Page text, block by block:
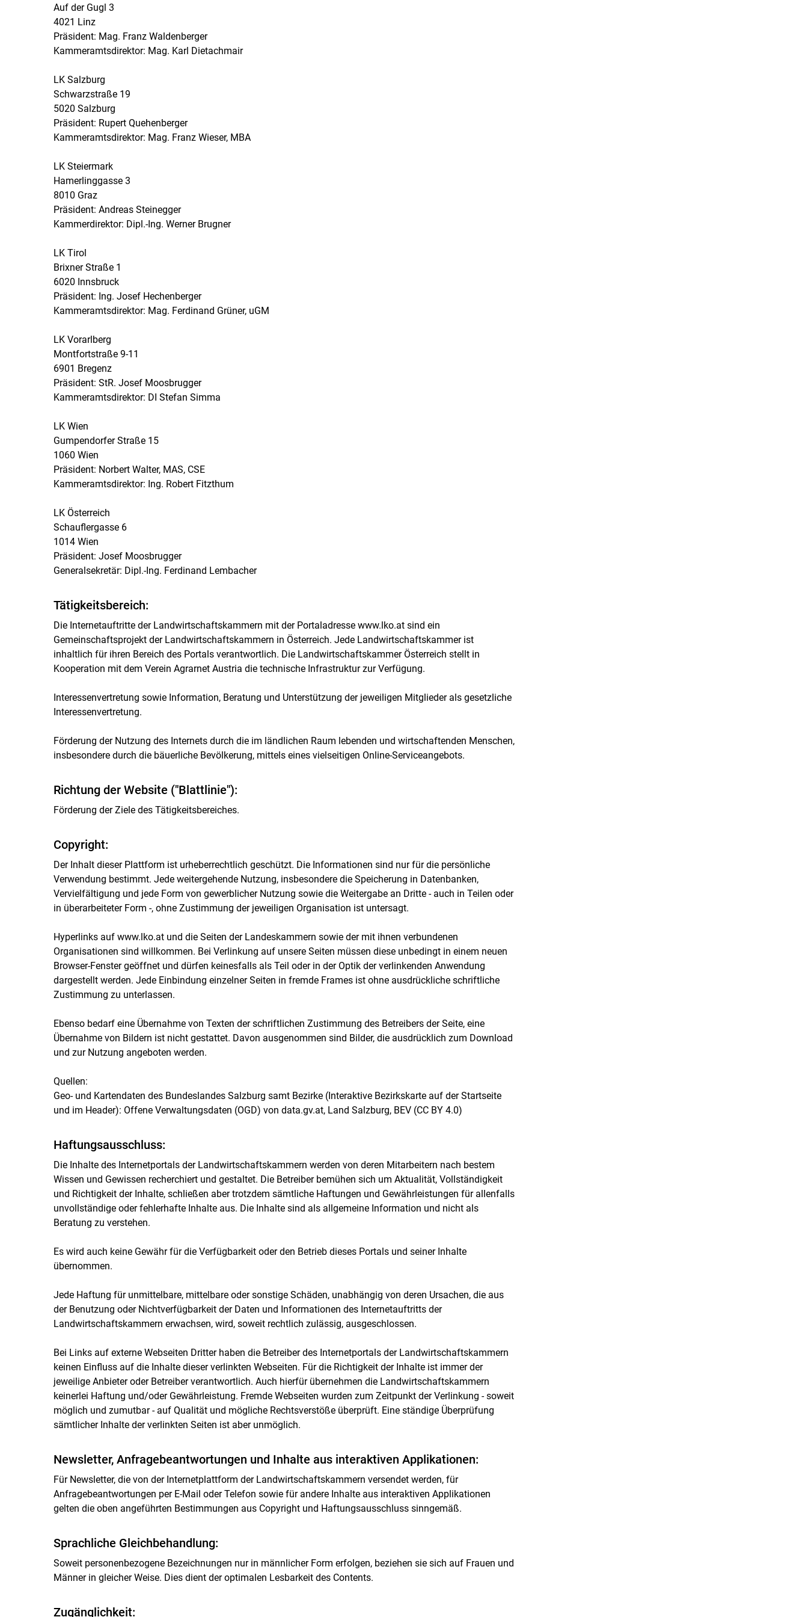
Auf der Gugl 3
4021 Linz
Präsident: Mag. Franz Waldenberger
Kammeramtsdirektor: Mag. Karl Dietachmair
LK Salzburg
Schwarzstraße 19
5020 Salzburg
Präsident: Rupert Quehenberger
Kammeramtsdirektor: Mag. Franz Wieser, MBA
LK Steiermark
Hamerlinggasse 3
8010 Graz
Präsident: Andreas Steinegger
Kammerdirektor: Dipl.-Ing. Werner Brugner
LK Tirol
Brixner Straße 1
6020 Innsbruck
Präsident: Ing. Josef Hechenberger
Kammeramtsdirektor: Mag. Ferdinand Grüner, uGM
LK Vorarlberg
Montfortstraße 9-11
6901 Bregenz
Präsident: StR. Josef Moosbrugger
Kammeramtsdirektor: DI Stefan Simma
LK Wien
Gumpendorfer Straße 15
1060 Wien
Präsident: Norbert Walter, MAS, CSE
Kammeramtsdirektor: Ing. Robert Fitzthum
LK Österreich
Schauflergasse 6
1014 Wien
Präsident: Josef Moosbrugger
Generalsekretär: Dipl.-Ing. Ferdinand Lembacher
Tätigkeitsbereich:
Die Internetauftritte der Landwirtschaftskammern mit der Portaladresse www.lko.at sind ein
Gemeinschaftsprojekt der Landwirtschaftskammern in Österreich. Jede Landwirtschaftskammer ist
inhaltlich für ihren Bereich des Portals verantwortlich. Die Landwirtschaftskammer Österreich stellt in
Kooperation mit dem Verein Agrarnet Austria die technische Infrastruktur zur Verfügung.
Interessenvertretung sowie Information, Beratung und Unterstützung der jeweiligen Mitglieder als gesetzliche
Interessenvertretung.
Förderung der Nutzung des Internets durch die im ländlichen Raum lebenden und wirtschaftenden Menschen,
insbesondere durch die bäuerliche Bevölkerung, mittels eines vielseitigen Online-Serviceangebots.
Richtung der Website ("Blattlinie"):
Förderung der Ziele des Tätigkeitsbereiches.
Copyright:
Der Inhalt dieser Plattform ist urheberrechtlich geschützt. Die Informationen sind nur für die persönliche
Verwendung bestimmt. Jede weitergehende Nutzung, insbesondere die Speicherung in Datenbanken,
Vervielfältigung und jede Form von gewerblicher Nutzung sowie die Weitergabe an Dritte - auch in Teilen oder
in überarbeiteter Form -, ohne Zustimmung der jeweiligen Organisation ist untersagt.
Hyperlinks auf www.lko.at und die Seiten der Landeskammern sowie der mit ihnen verbundenen
Organisationen sind willkommen. Bei Verlinkung auf unsere Seiten müssen diese unbedingt in einem neuen
Browser-Fenster geöffnet und dürfen keinesfalls als Teil oder in der Optik der verlinkenden Anwendung
dargestellt werden. Jede Einbindung einzelner Seiten in fremde Frames ist ohne ausdrückliche schriftliche
Zustimmung zu unterlassen.
Ebenso bedarf eine Übernahme von Texten der schriftlichen Zustimmung des Betreibers der Seite, eine
Übernahme von Bildern ist nicht gestattet. Davon ausgenommen sind Bilder, die ausdrücklich zum Download
und zur Nutzung angeboten werden.
Quellen:
Geo- und Kartendaten des Bundeslandes Salzburg samt Bezirke (Interaktive Bezirkskarte auf der Startseite
und im Header): Offene Verwaltungsdaten (OGD) von data.gv.at, Land Salzburg, BEV (CC BY 4.0)
Haftungsausschluss:
Die Inhalte des Internetportals der Landwirtschaftskammern werden von deren Mitarbeitern nach bestem
Wissen und Gewissen recherchiert und gestaltet. Die Betreiber bemühen sich um Aktualität, Vollständigkeit
und Richtigkeit der Inhalte, schließen aber trotzdem sämtliche Haftungen und Gewährleistungen für allenfalls
unvollständige oder fehlerhafte Inhalte aus. Die Inhalte sind als allgemeine Information und nicht als
Beratung zu verstehen.
Es wird auch keine Gewähr für die Verfügbarkeit oder den Betrieb dieses Portals und seiner Inhalte
übernommen.
Jede Haftung für unmittelbare, mittelbare oder sonstige Schäden, unabhängig von deren Ursachen, die aus
der Benutzung oder Nichtverfügbarkeit der Daten und Informationen des Internetauftritts der
Landwirtschaftskammern erwachsen, wird, soweit rechtlich zulässig, ausgeschlossen.
Bei Links auf externe Webseiten Dritter haben die Betreiber des Internetportals der Landwirtschaftskammern
keinen Einfluss auf die Inhalte dieser verlinkten Webseiten. Für die Richtigkeit der Inhalte ist immer der
jeweilige Anbieter oder Betreiber verantwortlich. Auch hierfür übernehmen die Landwirtschaftskammern
keinerlei Haftung und/oder Gewährleistung. Fremde Webseiten wurden zum Zeitpunkt der Verlinkung - soweit
möglich und zumutbar - auf Qualität und mögliche Rechtsverstöße überprüft. Eine ständige Überprüfung
sämtlicher Inhalte der verlinkten Seiten ist aber unmöglich.
Newsletter, Anfragebeantwortungen und Inhalte aus interaktiven Applikationen:
Für Newsletter, die von der Internetplattform der Landwirtschaftskammern versendet werden, für
Anfragebeantwortungen per E-Mail oder Telefon sowie für andere Inhalte aus interaktiven Applikationen
gelten die oben angeführten Bestimmungen aus Copyright und Haftungsausschluss sinngemäß.
Sprachliche Gleichbehandlung:
Soweit personenbezogene Bezeichnungen nur in männlicher Form erfolgen, beziehen sie sich auf Frauen und
Männer in gleicher Weise. Dies dient der optimalen Lesbarkeit des Contents.
Zugänglichkeit: